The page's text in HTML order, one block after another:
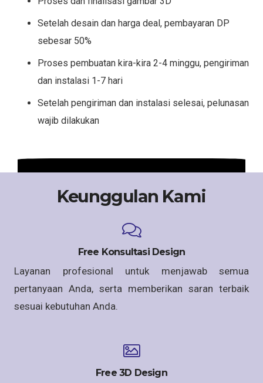
Setelah desain dan harga deal, pembayaran DP
sebesar 50%
Proses pembuatan kira-kira 2-4 minggu, pengiriman
dan instalasi 1-7 hari
Setelah pengiriman dan instalasi selesai, pelunasan
wajib dilakukan
Keunggulan Kami
Free Konsultasi Design
Layanan profesional untuk menjawab semua
pertanyaan Anda, serta memberikan saran terbaik
sesuai kebutuhan Anda.
Free 3D Design